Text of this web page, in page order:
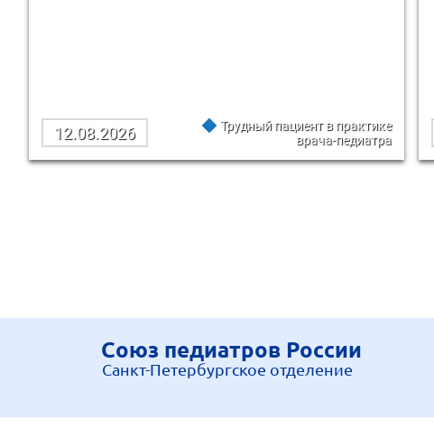
12.08.2026
Трудный пациент в практике
врача-педиатра
Союз педиатров России
Санкт-Петербургское отделение